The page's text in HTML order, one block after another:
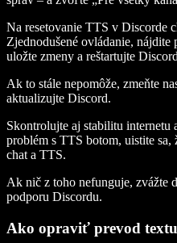
Na resetovanie TTS v Discorde
Zjednodušené ovládanie,
uložte zmeny a reštartujte
Ak to stále nepomôže, zmeňte
aktualizujte Discord.
Skontrolujte aj stabilitu internetu
problém s TTS botom, uistite sa,
chat a TTS.
Ak nič z toho nefunguje, zvážte
podporu Discordu.
Ako opraviť prevod